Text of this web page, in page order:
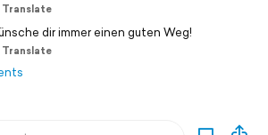
Translate
dir immer einen guten Weg!
Translate